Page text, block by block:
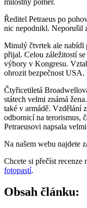
Ředitel Petraeus po
nic nepodnikl. Neporušil
Minulý čtvrtek ale nabídl
přijal. Celou záležitostí
výbory v Kongresu.
ohrozit bezpečnost USA.
Čtyřicetiletá
státech velmi známá
také v armádě. Vzdělání
odbornicí na terorismus,
Petraeusovi napsala
Na našem webu najdete
Chcete si přečíst recenze
fotopastí.
Obsah článku: